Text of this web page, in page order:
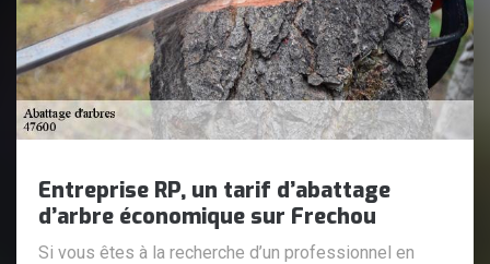
Entreprise RP, un tarif d’abattage
d’arbre économique sur Frechou
Si vous êtes à la recherche d’un professionnel en